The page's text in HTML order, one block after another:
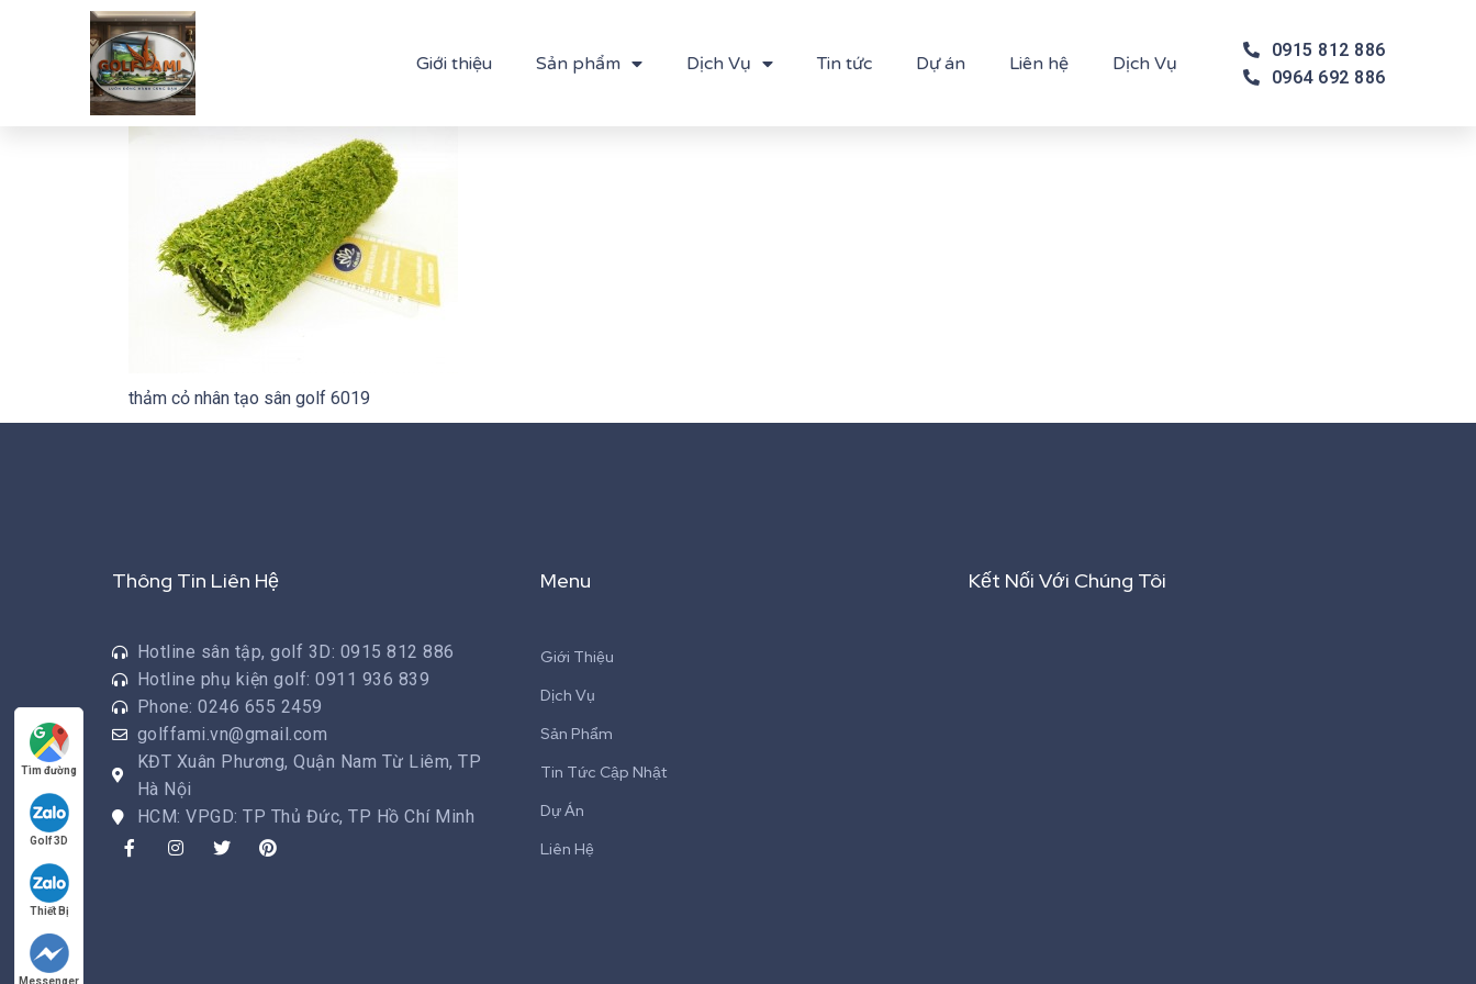
Giới thiệu Sản phẩm Dịch Vụ Tin tức Dự án Liên hệ Dịch Vụ
0915 812 886
0964 692 886
thảm cỏ nhân tạo sân golf 6019
Thông Tin Liên Hệ
Hotline sân tập, golf 3D: 0915 812 886
Hotline phụ kiện golf: 0911 936 839
Phone: 0246 655 2459
golffami.vn@gmail.com
KĐT Xuân Phương, Quận Nam Từ Liêm, TP
Hà Nội
HCM: VPGD: TP Thủ Đức, TP Hồ Chí Minh
Menu
Giới Thiệu
Dịch Vụ
Sản Phẩm
Tin Tức Cập Nhật
Dự Án
Liên Hệ
Kết Nối Với Chúng Tôi
Tìm đường
Golf 3D
Thiết Bị
Messenger